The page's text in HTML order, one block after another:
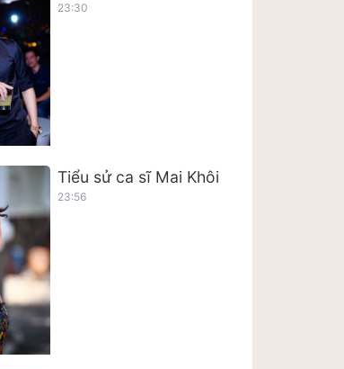
23:30
Tiểu sử ca sĩ Mai Khôi
23:56